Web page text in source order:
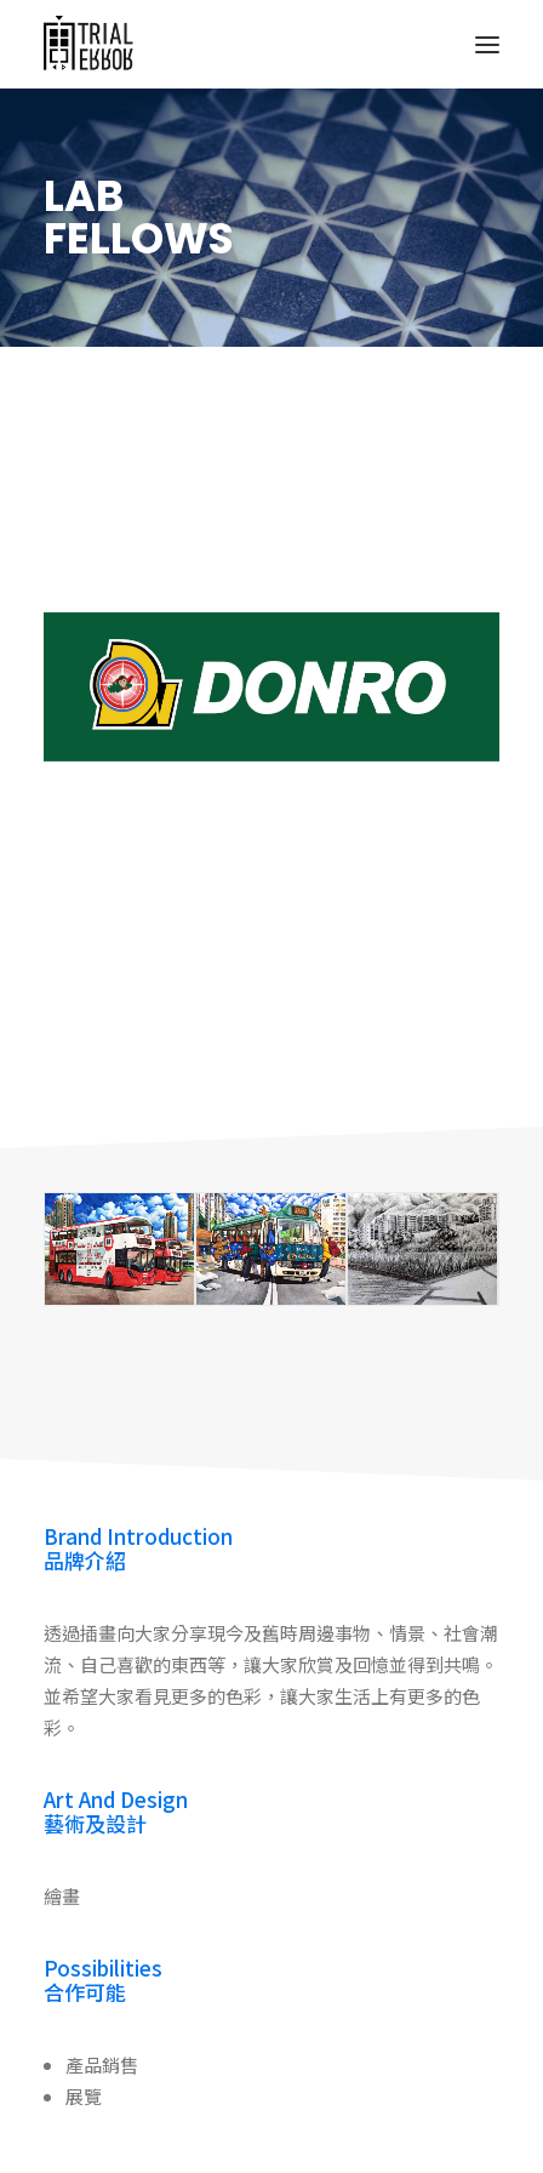
LAB
FELLOWS
Donro 當樂
Donro 當樂
Donro 當樂
Brand Introduction
品牌介紹
透過插畫向大家分享現今及舊時周邊事物、情景、社會潮
流、自己喜歡的東西等，讓大家欣賞及回憶並得到共鳴。
並希望大家看見更多的色彩，讓大家生活上有更多的色
彩。
Art And Design
藝術及設計
繪畫
Possibilities
合作可能
產品銷售
展覽